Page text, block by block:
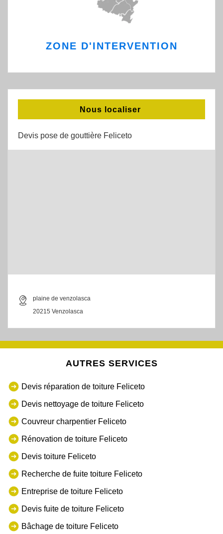
ZONE D'INTERVENTION
Nous localiser
Devis pose de gouttière Feliceto
plaine de venzolasca
20215 Venzolasca
AUTRES SERVICES
Devis réparation de toiture Feliceto
Devis nettoyage de toiture Feliceto
Couvreur charpentier Feliceto
Rénovation de toiture Feliceto
Devis toiture Feliceto
Recherche de fuite toiture Feliceto
Entreprise de toiture Feliceto
Devis fuite de toiture Feliceto
Bâchage de toiture Feliceto